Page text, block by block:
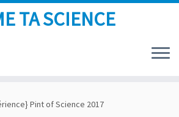
TA SCIENCE
Pint of Science 2017